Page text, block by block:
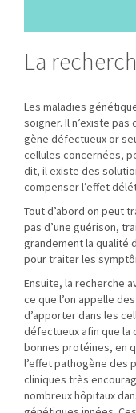
La
Les maladies
soigner. Il n’existe
gène défectueux or
cellules concernées,
dit, il existe des
compenser l’effet
Tout d’abord on peut
pas d’une guérison,
grandement la qualité
pour traiter les
Ensuite, la recherche
ce que l’on appelle
d’apporter dans les
défectueux afin que la
bonnes protéines, en
l’effet pathogène des
cliniques très
nombreux hôpitaux